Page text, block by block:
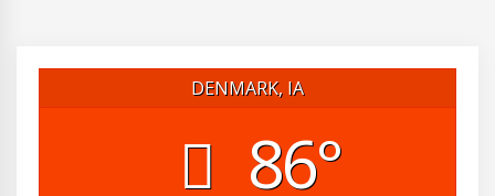
DENMARK, IA
86°